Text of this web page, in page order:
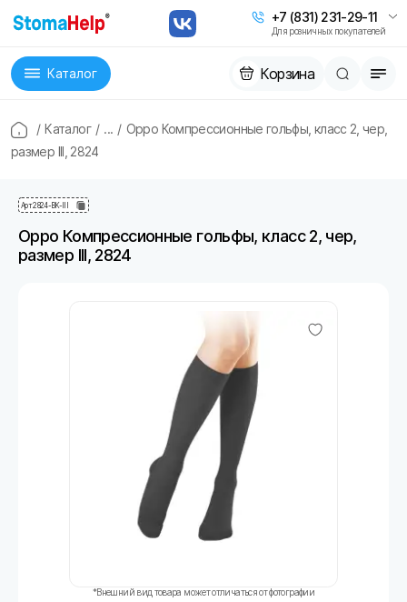
+7 (831) 231-29-11
Для розничных покупателей
Каталог Корзина
/ Каталог / ... / Oppo Компрессионные гольфы, класс 2, чер,
размер III, 2824
Арт2824-BK-III
Oppo Компрессионные гольфы, класс 2, чер,
размер III, 2824
*Внешний вид товара может отличаться от фотографии